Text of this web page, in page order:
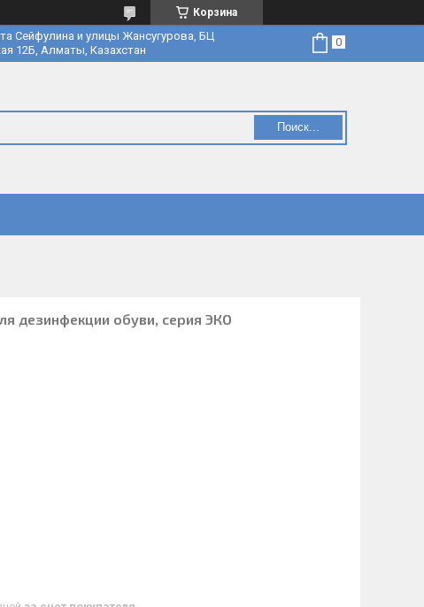
Корзина
Сейфулина и улицы Жансугурова, БЦ
12Б, Алматы, Казахстан
Поиск...
дезинфекции обуви, серия ЭКО